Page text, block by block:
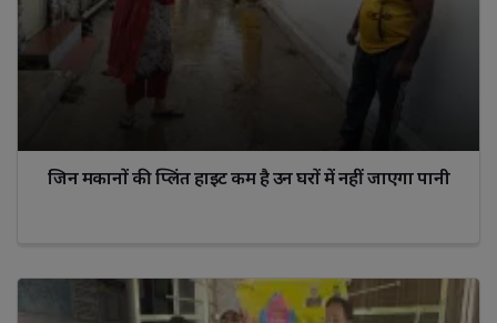
जिन मकानों की प्लिंत हाइट कम है उन घरों में नहीं जाएगा पानी